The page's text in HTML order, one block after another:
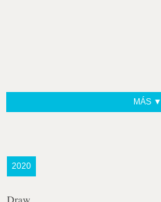
MÁS ▼
2020
Draw